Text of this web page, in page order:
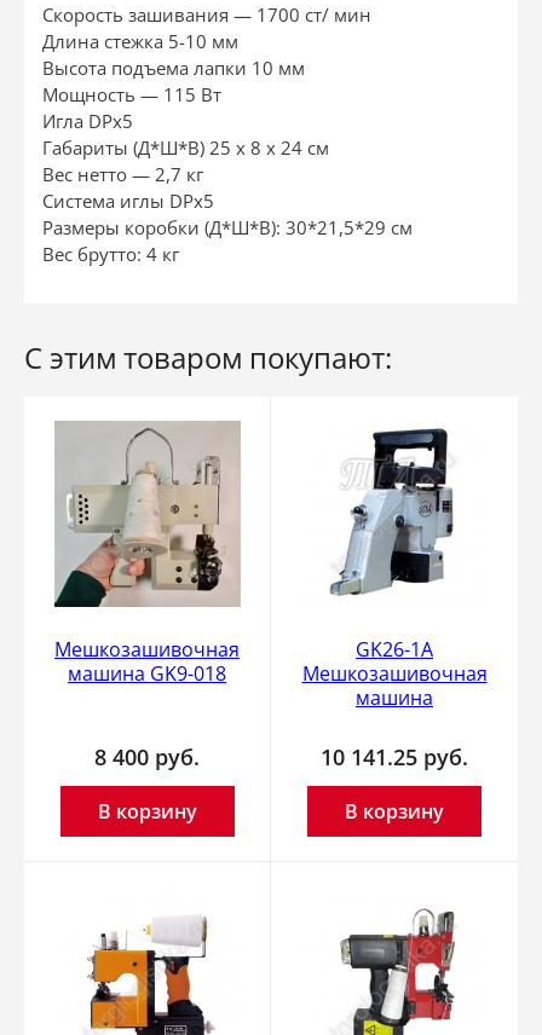
Скорость зашивания — 1700 ст/ мин
Длина стежка 5-10 мм
Высота подъема лапки 10 мм
Мощность — 115 Вт
Игла DPx5
Габариты (Д*Ш*В) 25 х 8 х 24 см
Вес нетто — 2,7 кг
Система иглы DPх5
Размеры коробки (Д*Ш*В): 30*21,5*29 см
Вес брутто: 4 кг
С этим товаром покупают:
Мешкозашивочная
машина GK9-018
8 400 руб.
В корзину
GK26-1А
Мешкозашивочная
машина
10 141.25 руб.
В корзину